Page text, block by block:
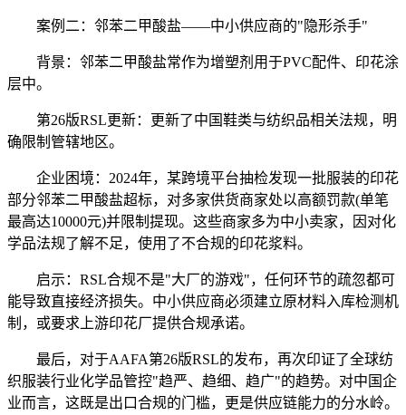
案例二：邻苯二甲酸盐——中小供应商的"隐形杀手"
背景：邻苯二甲酸盐常作为增塑剂用于PVC配件、印花涂
层中。
第26版RSL更新：更新了中国鞋类与纺织品相关法规，明
确限制管辖地区。
企业困境：2024年，某跨境平台抽检发现一批服装的印花
部分邻苯二甲酸盐超标，对多家供货商家处以高额罚款(单笔
最高达10000元)并限制提现。这些商家多为中小卖家，因对化
学品法规了解不足，使用了不合规的印花浆料。
启示：RSL合规不是"大厂的游戏"，任何环节的疏忽都可
能导致直接经济损失。中小供应商必须建立原材料入库检测机
制，或要求上游印花厂提供合规承诺。
最后，对于AAFA第26版RSL的发布，再次印证了全球纺
织服装行业化学品管控"趋严、趋细、趋广"的趋势。对中国企
业而言，这既是出口合规的门槛，更是供应链能力的分水岭。